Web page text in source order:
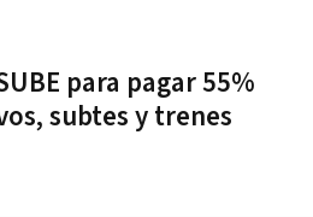
para pagar 55%
subtes y trenes